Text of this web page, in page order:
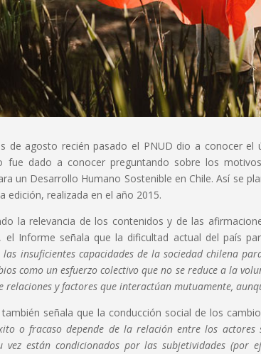
de agosto recién pasado el PNUD dio a conocer
fue dado a conocer preguntando sobre los
un Desarrollo Humano Sostenible en Chile. Así se
edición, realizada en el año 2015.
la relevancia de los contenidos y de las
el Informe señala que la dificultad actual del país
las insuficientes capacidades de la sociedad chilena
como un esfuerzo colectivo que no se reduce a la
relaciones y factores que interactúan mutuamente,
señala que la conducción social de los
o fracaso depende de la relación entre los actores
vez están condicionados por las subjetividades (por